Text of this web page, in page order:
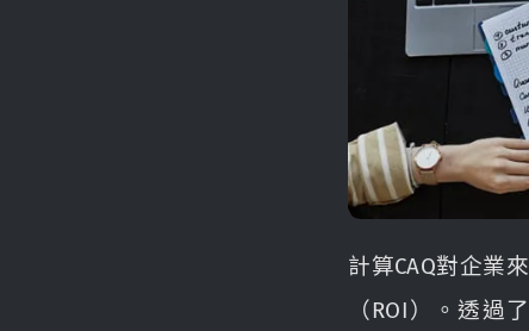
計算CAQ對企業
（ROI）。透過